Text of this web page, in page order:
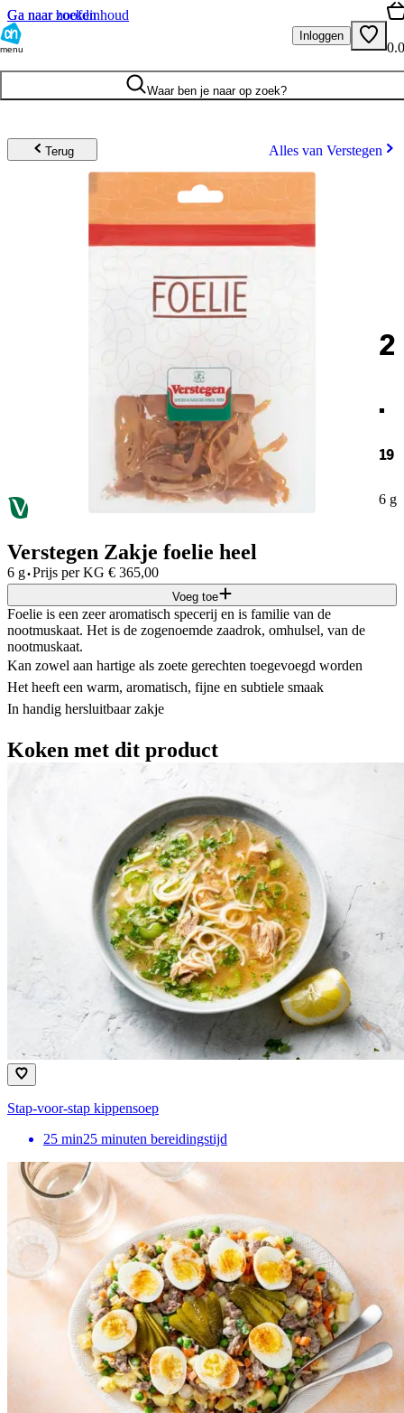
Ga naar hoofdinhoud
Ga naar zoeken
menu
Inloggen
Waar ben je naar op zoek?
Terug Alles van Verstegen
2
.
19
6 g
Verstegen Zakje foelie heel
6 g·Prijs per KG € 365,00
Voeg toe
Foelie is een zeer aromatisch specerij en is familie van de
nootmuskaat. Het is de zogenoemde zaadrok, omhulsel, van de
nootmuskaat.
Kan zowel aan hartige als zoete gerechten toegevoegd worden
Het heeft een warm, aromatisch, fijne en subtiele smaak
In handig hersluitbaar zakje
Koken met dit product
Stap-voor-stap kippensoep
25 min25 minuten bereidingstijd